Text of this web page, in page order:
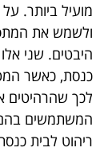
מועיל ביותר.
ולשמש את
היבטים. שני
כנסת, כאשר
לכך שהרהיטים
המשתמשים
ריהוט לבית